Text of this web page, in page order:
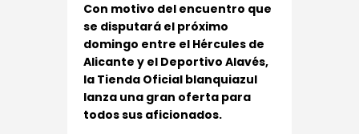
Con motivo del encuentro que
se disputará el próximo
domingo entre el Hércules de
Alicante y el Deportivo Alavés,
la Tienda Oficial blanquiazul
lanza una gran oferta para
todos sus aficionados.